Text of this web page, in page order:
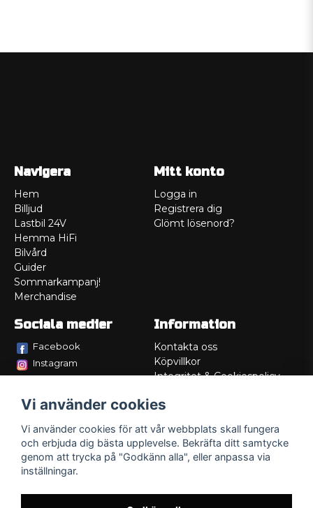
Navigera
Hem
Billjud
Lastbil 24V
Hemma HiFi
Bilvård
Guider
Sommarkampanj!
Merchandise
Mitt konto
Logga in
Registrera dig
Glömt lösenord?
Sociala medier
Facebook
Instagram
Information
Kontakta oss
Köpvillkor
Integritet & Cookiespolicy
Service/Garanti
Lådritning
Om oss
Vi använder cookies
Vi använder cookies för att vår webbplats skall fungera
och erbjuda dig bästa upplevelse. Bekräfta ditt samtycke
genom att trycka på "Godkänn alla", eller anpassa via
inställningar.